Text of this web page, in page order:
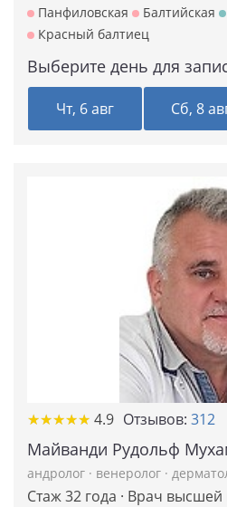
Панфиловская
Балтийская
Красный балтиец
Выберите день для
Чт, 6 авг Сб, 8
★★★★★
★★★★★ 4.9 Отзывов: 312
Майванди Рудольф
андролог · венеролог ·
Стаж 32 года · Врач высшей